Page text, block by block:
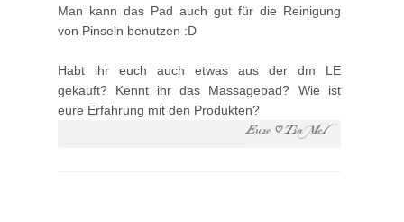
Man kann das Pad auch gut für die Reinigung
von Pinseln benutzen :D
Habt ihr euch auch etwas aus der dm LE
gekauft? Kennt ihr das Massagepad? Wie ist
eure Erfahrung mit den Produkten?